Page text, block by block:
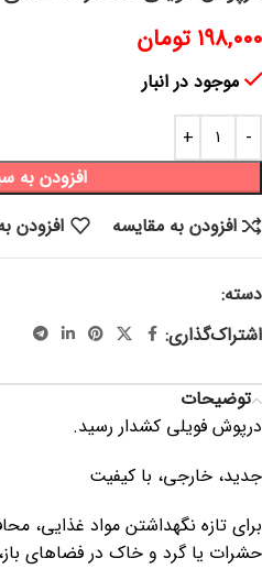
۱۹۸,۰۰۰ تومان
موجود در انبار
افزودن به
افزودن به مقایسه
افزودن
دسته:
اشتراک‌گذاری:
توضیحات
درپوش فویلی کشدار رسید.
جدید، خارجی، با کیفیت
برای تازه نگهداشتن مواد غذایی،
حشرات یا گرد و خاک در فضاهای